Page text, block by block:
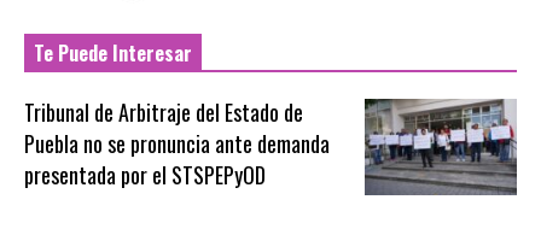
Te Puede Interesar
Tribunal de Arbitraje del Estado de
Puebla no se pronuncia ante demanda
presentada por el STSPEPyOD